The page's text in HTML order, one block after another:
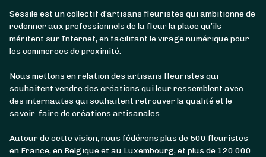
Sessile est un collectif d’artisans fleuristes qui ambitionne de
redonner aux professionnels de la fleur la place qu’ils
méritent sur Internet, en facilitant le virage numérique pour
les commerces de proximité.
Nous mettons en relation des artisans fleuristes qui
souhaitent vendre des créations qui leur ressemblent avec
des internautes qui souhaitent retrouver la qualité et le
savoir-faire de créations artisanales.
Autour de cette vision, nous fédérons plus de 500 fleuristes
en France, en Belgique et au Luxembourg, et plus de 120 000